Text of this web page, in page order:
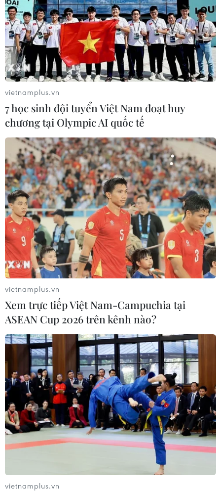
tranh bằng chất lượng hàng hóa
15/04/2016 09:02
Tham gia TPP, doanh nghiệp Việt Nam phải nỗ lực
chuyển mình, thay đổi để đáp ứng những quy định
ngày càng cao của thị trường xuất kh​ẩu như an toàn vệ
sinh thực phẩm, truy xuất nguồn gốc hàng hóa...
Gia nhập TPP - Cơ hội và thách thức với
doanh nhân, lao động nữ
26/04/2016 12:19
Theo Chủ tịch Hội Liên hiệp Phụ nữ Việt Nam, đến thời
điểm hiện nay, số doanh nghiệp do nữ làm chủ mới chỉ
đạt khoảng 25% và chủ yếu hoạt động với quy mô nhỏ.
vietnamplus.vn
7 học sinh đội tuyển Việt Nam đoạt huy
chương tại Olympic AI quốc tế
vietnamplus.vn
Xem trực tiếp Việt Nam-Campuchia tại
ASEAN Cup 2026 trên kênh nào?
vietnamplus.vn